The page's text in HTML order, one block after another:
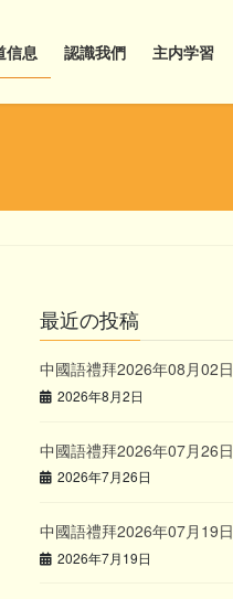
信息 認識我們 主内学習
最近の投稿
中國語禮拜2026年08月02日
2026年8月2日
中國語禮拜2026年07月26日
2026年7月26日
中國語禮拜2026年07月19日
2026年7月19日